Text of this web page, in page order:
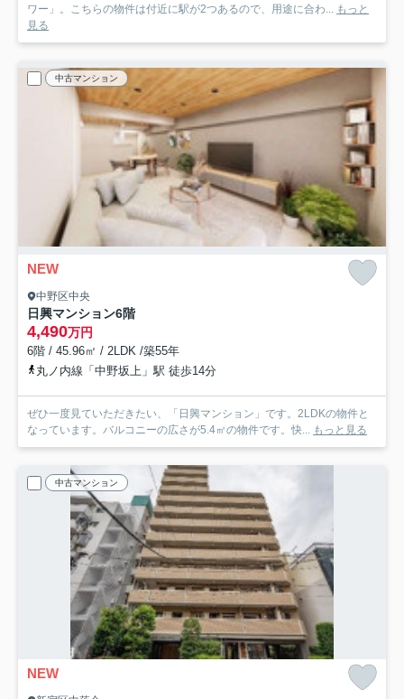
ワー」。こちらの物件は付近に駅が2つあるので、用途に合わ...
もっと
見る
中古マンション
NEW
中野区中央
日興マンション6階
4,490万円
6階 / 45.96㎡ / 2LDK /築55年
丸ノ内線「中野坂上」駅 徒歩14分
ぜひ一度見ていただきたい、「日興マンション」です。2LDKの物件と
なっています。バルコニーの広さが5.4㎡の物件です。快...
もっと見る
中古マンション
NEW